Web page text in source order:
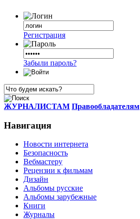
Регистрация
Забыли пароль?
ЖУРНАЛИСТАМ Правообладателям
Навигация
Новости интернета
Безопасность
Вебмастеру
Рецензии к фильмам
Дизайн
Альбомы русские
Альбомы зарубежные
Книги
Журналы